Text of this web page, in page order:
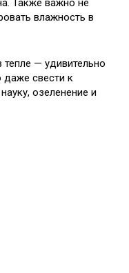
Также важно не
влажность в
— удивительно
свести к
озеленение и